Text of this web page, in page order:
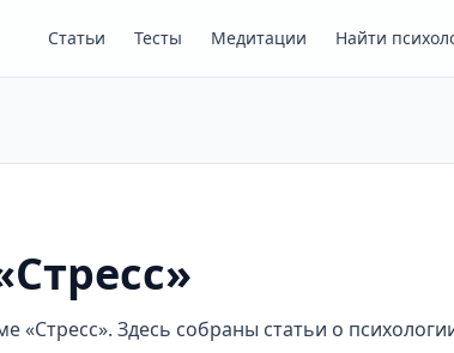
Статьи Тесты Медитации Найти
«Стресс». Здесь собраны статьи о